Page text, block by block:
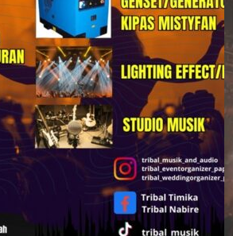
INFO PAPUA TENGAH